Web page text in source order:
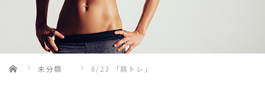
Home 未分類 6/23 「肩トレ」